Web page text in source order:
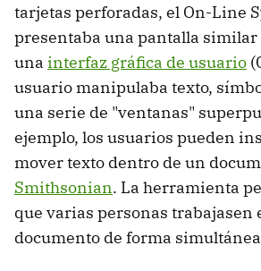
tarjetas perforadas, el On-Line
presentaba una pantalla similar
una interfaz gráfica de usuario
usuario manipulaba texto,
una serie de "ventanas"
ejemplo, los usuarios pueden
mover texto dentro de un
Smithsonian. La herramienta
que varias personas trabajasen
documento de forma